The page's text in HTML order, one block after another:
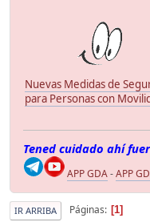
Nuevas Medidas de
para Personas con
Tened cuidado ahí
APP GDA-APP
IR ARRIBA Páginas 1